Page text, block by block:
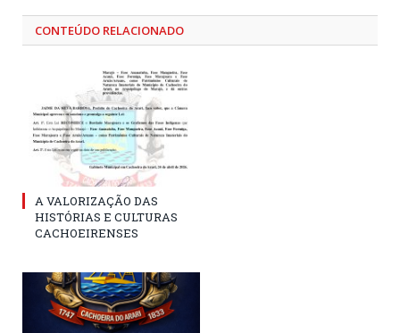
CONTEÚDO RELACIONADO
A VALORIZAÇÃO DAS
HISTÓRIAS E CULTURAS
CACHOEIRENSES